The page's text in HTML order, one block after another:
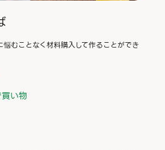
むことなく材料購入して作ることができ
い物